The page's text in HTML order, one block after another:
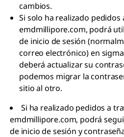
cambios.
Si solo ha realizado pedidos
emdmillipore.com, podrá
de inicio de sesión
correo electrónico) en
deberá actualizar su
podemos migrar la
sitio al otro.
Si ha realizado pedidos a
emdmillipore.com, podrá
de inicio de sesión y